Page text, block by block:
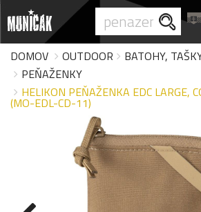
DOMOV
OUTDOOR
BATOHY,
PEŇAŽENKY
HELIKON PEŇAŽENKA EDC LARGE,
(MO-EDL-CD-11)